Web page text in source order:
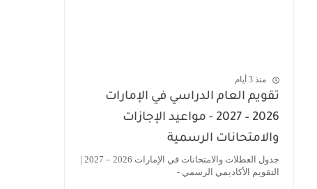
منذ 3 أيام
تقويم العام الدراسي في الإمارات
2026 – 2027 - مواعيد الإجازات
والامتحانات الرسمية
جدول العطلات والامتحانات في الإمارات 2026 – 2027 |
التقويم الأكاديمي الرسمي -